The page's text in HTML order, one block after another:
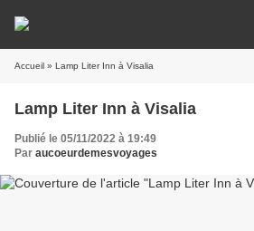
Accueil » Lamp Liter Inn à Visalia
Lamp Liter Inn à Visalia
Publié le 05/11/2022 à 19:49
Par aucoeurdemesvoyages